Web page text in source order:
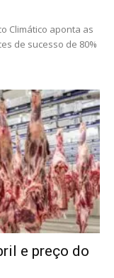
Climático aponta as
de sucesso de 80%
e preço do